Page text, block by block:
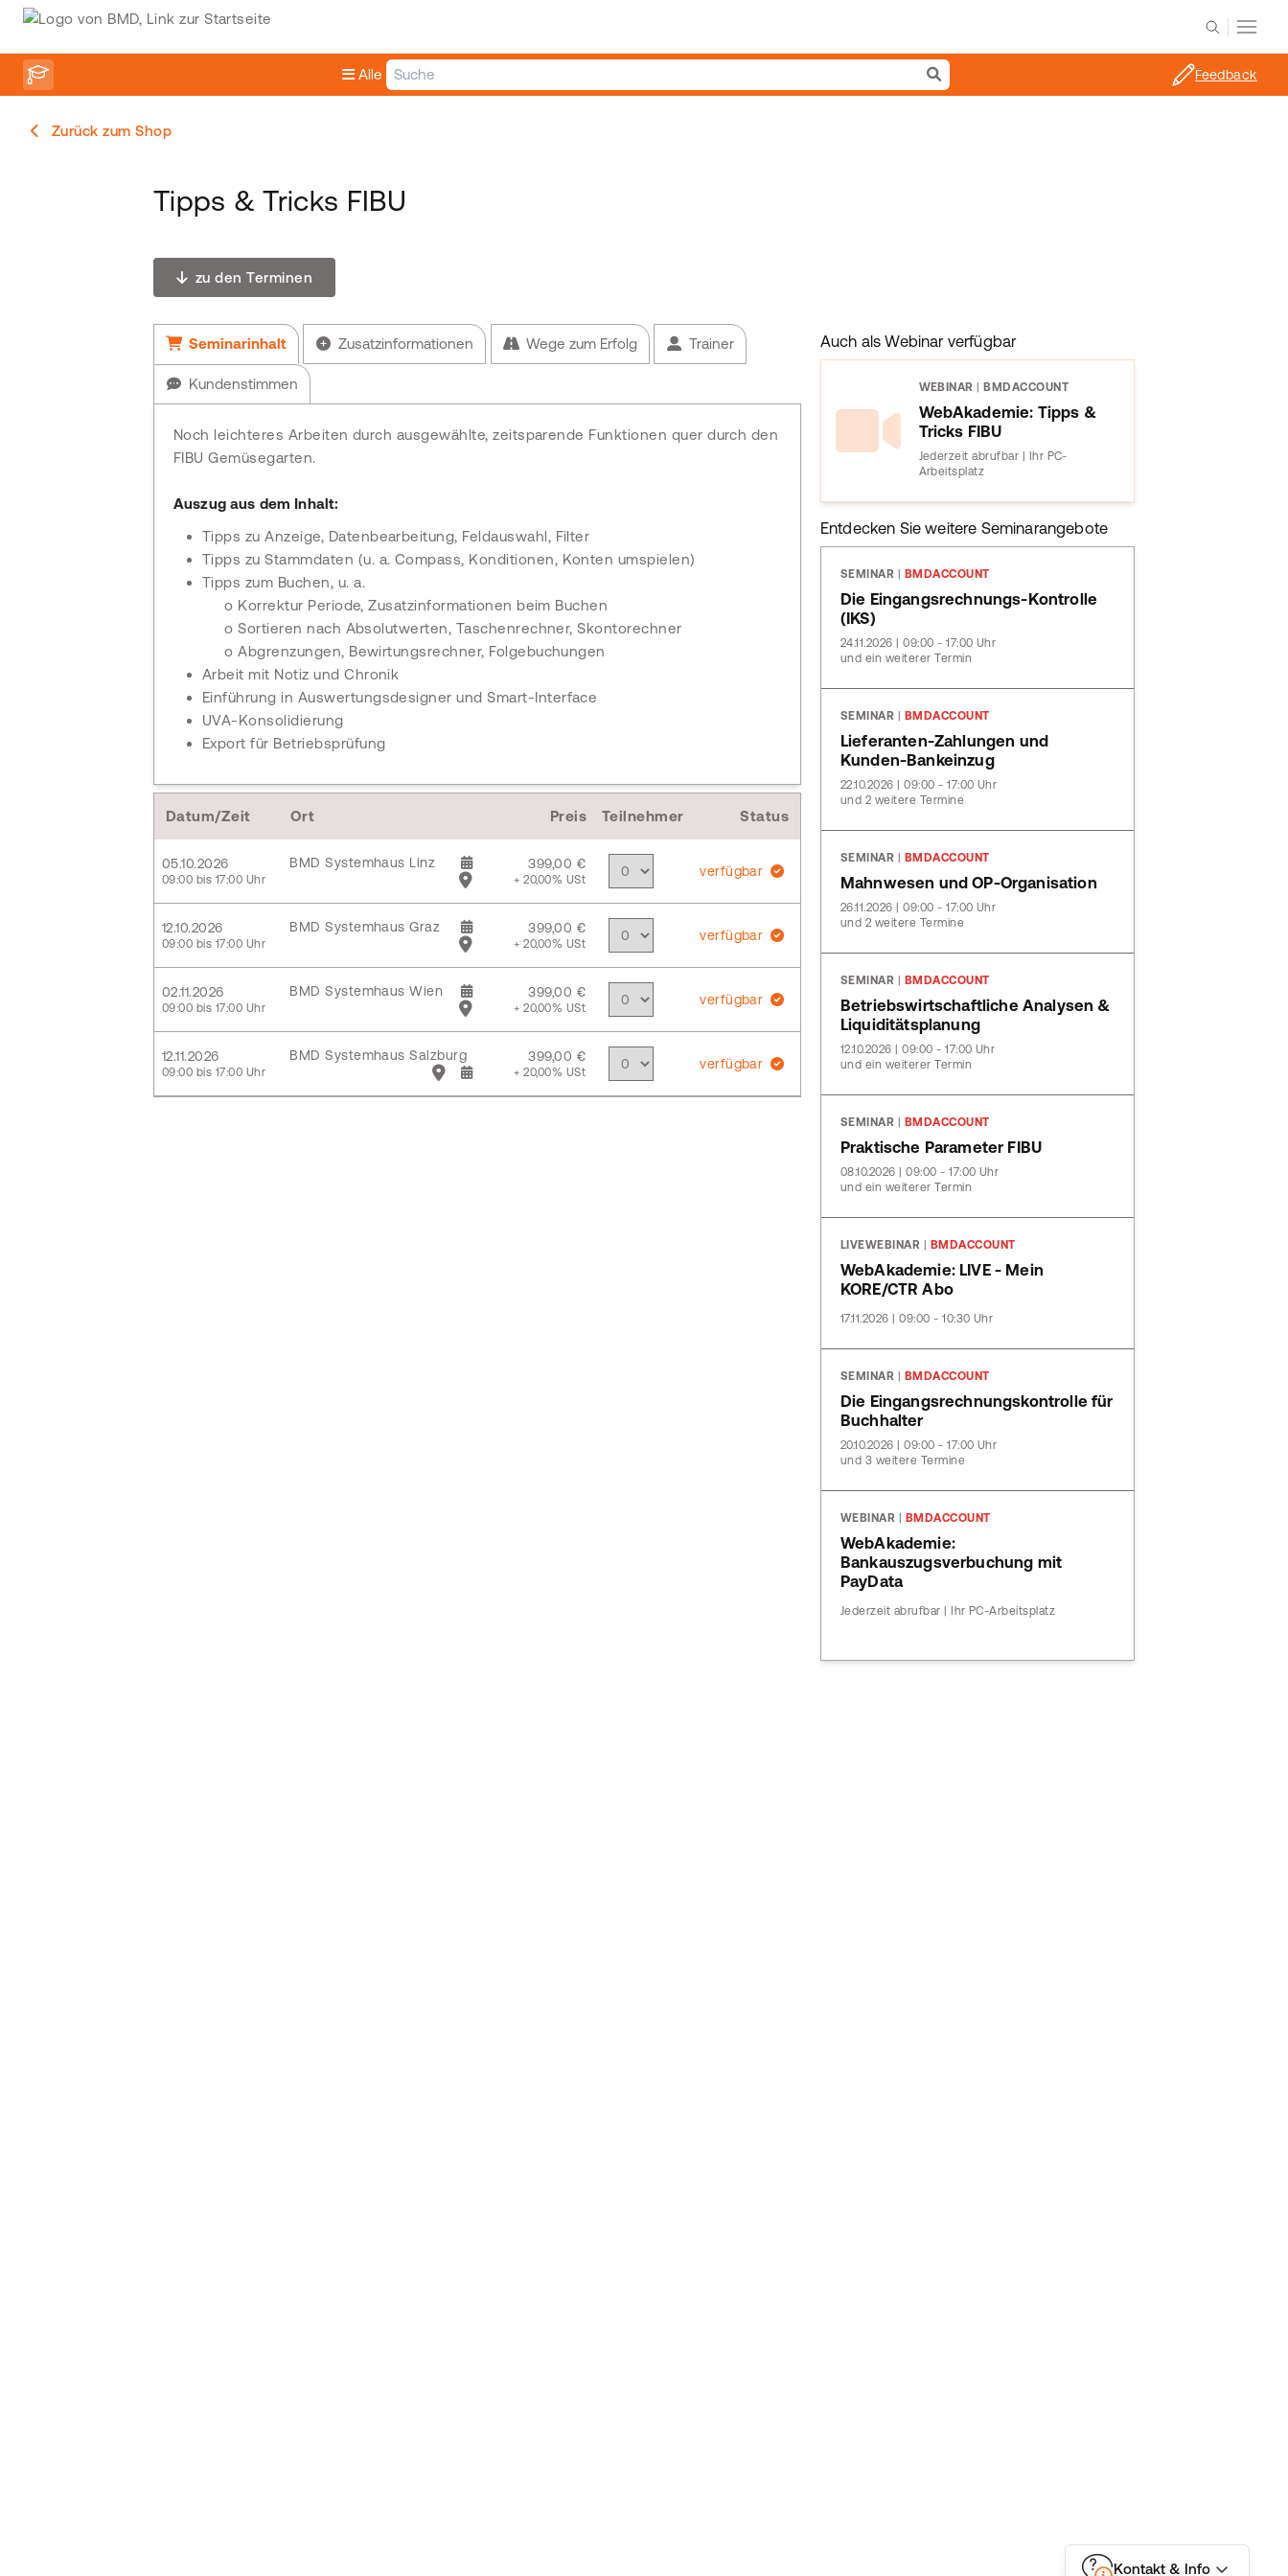
Alle Feedback
Kontakt & Info
Zurück zum Shop
Tipps & Tricks FIBU
zu den Terminen
Seminarinhalt Zusatzinformationen Wege zum Erfolg Trainer
Kundenstimmen
Noch leichteres Arbeiten durch ausgewählte, zeitsparende Funktionen quer durch den
FIBU Gemüsegarten.
Auszug aus dem Inhalt:
Tipps zu Anzeige, Datenbearbeitung, Feldauswahl, Filter
Tipps zu Stammdaten (u. a. Compass, Konditionen, Konten umspielen)
Tipps zum Buchen, u. a.
o Korrektur Periode, Zusatzinformationen beim Buchen
o Sortieren nach Absolutwerten, Taschenrechner, Skontorechner
o Abgrenzungen, Bewirtungsrechner, Folgebuchungen
Arbeit mit Notiz und Chronik
Einführung in Auswertungsdesigner und Smart-Interface
UVA-Konsolidierung
Export für Betriebsprüfung
Datum/Zeit Ort Preis Teilnehmer Status
05.10.2026
09:00 bis 17:00 Uhr
BMD Systemhaus Linz 399,00 €
+ 20,00% USt
verfügbar
12.10.2026
09:00 bis 17:00 Uhr
BMD Systemhaus Graz 399,00 €
+ 20,00% USt
verfügbar
02.11.2026
09:00 bis 17:00 Uhr
BMD Systemhaus Wien 399,00 €
+ 20,00% USt
verfügbar
12.11.2026
09:00 bis 17:00 Uhr
BMD Systemhaus Salzburg 399,00 €
+ 20,00% USt
verfügbar
Auch als Webinar verfügbar
WEBINAR BMDACCOUNT
WebAkademie: Tipps &
Tricks FIBU
Jederzeit abrufbar | Ihr PC-
Arbeitsplatz
Entdecken Sie weitere Seminarangebote
SEMINAR BMDACCOUNT
Die Eingangsrechnungs-Kontrolle
(IKS)
24.11.2026 | 09:00 - 17:00 Uhr
und ein weiterer Termin
SEMINAR BMDACCOUNT
Lieferanten-Zahlungen und
Kunden-Bankeinzug
22.10.2026 | 09:00 - 17:00 Uhr
und 2 weitere Termine
SEMINAR BMDACCOUNT
Mahnwesen und OP-Organisation
26.11.2026 | 09:00 - 17:00 Uhr
und 2 weitere Termine
SEMINAR BMDACCOUNT
Betriebswirtschaftliche Analysen &
Liquiditätsplanung
12.10.2026 | 09:00 - 17:00 Uhr
und ein weiterer Termin
SEMINAR BMDACCOUNT
Praktische Parameter FIBU
08.10.2026 | 09:00 - 17:00 Uhr
und ein weiterer Termin
LIVEWEBINAR BMDACCOUNT
WebAkademie: LIVE - Mein
KORE/CTR Abo
17.11.2026 | 09:00 - 10:30 Uhr
SEMINAR BMDACCOUNT
Die Eingangsrechnungskontrolle für
Buchhalter
20.10.2026 | 09:00 - 17:00 Uhr
und 3 weitere Termine
WEBINAR BMDACCOUNT
WebAkademie:
Bankauszugsverbuchung mit
PayData
Jederzeit abrufbar | Ihr PC-Arbeitsplatz